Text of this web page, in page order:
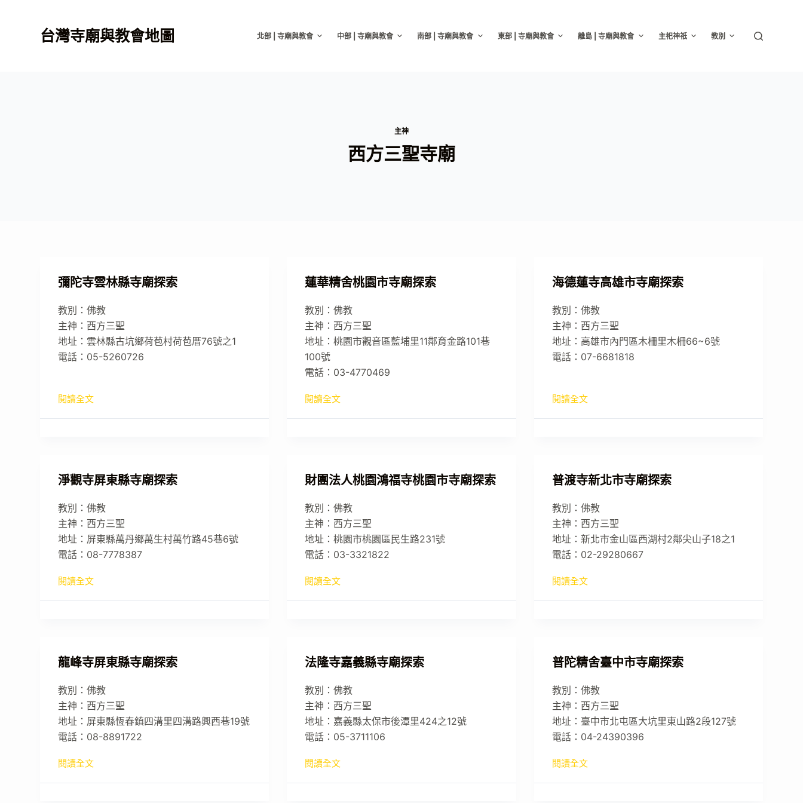
台灣寺廟與教會地圖 北部 | 寺廟與教會 中部 | 寺廟與教會 南部 | 寺廟與教會 東部 | 寺廟與教會 離島 | 寺廟與教會 主祀神祇 教別
主神
西方三聖寺廟
彌陀寺雲林縣寺廟探索
教別：佛教
主神：西方三聖
地址：雲林縣古坑鄉荷苞村荷苞厝76號之1
電話：05-5260726
閱讀全文
蓮華精舍桃園市寺廟探索
教別：佛教
主神：西方三聖
地址：桃園市觀音區藍埔里11鄰育金路101巷
100號
電話：03-4770469
閱讀全文
海德蓮寺高雄市寺廟探索
教別：佛教
主神：西方三聖
地址：高雄市內門區木柵里木柵66~6號
電話：07-6681818
閱讀全文
淨觀寺屏東縣寺廟探索
教別：佛教
主神：西方三聖
地址：屏東縣萬丹鄉萬生村萬竹路45巷6號
電話：08-7778387
閱讀全文
財團法人桃園鴻福寺桃園市寺廟探索
教別：佛教
主神：西方三聖
地址：桃園市桃園區民生路231號
電話：03-3321822
閱讀全文
普渡寺新北市寺廟探索
教別：佛教
主神：西方三聖
地址：新北市金山區西湖村2鄰尖山子18之1
電話：02-29280667
閱讀全文
龍峰寺屏東縣寺廟探索
教別：佛教
主神：西方三聖
地址：屏東縣恆春鎮四溝里四溝路興西巷19號
電話：08-8891722
閱讀全文
法隆寺嘉義縣寺廟探索
教別：佛教
主神：西方三聖
地址：嘉義縣太保市後潭里424之12號
電話：05-3711106
閱讀全文
普陀精舍臺中市寺廟探索
教別：佛教
主神：西方三聖
地址：臺中市北屯區大坑里東山路2段127號
電話：04-24390396
閱讀全文